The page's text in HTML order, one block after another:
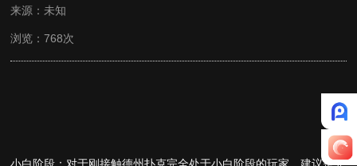
来源：未知
浏览：768次